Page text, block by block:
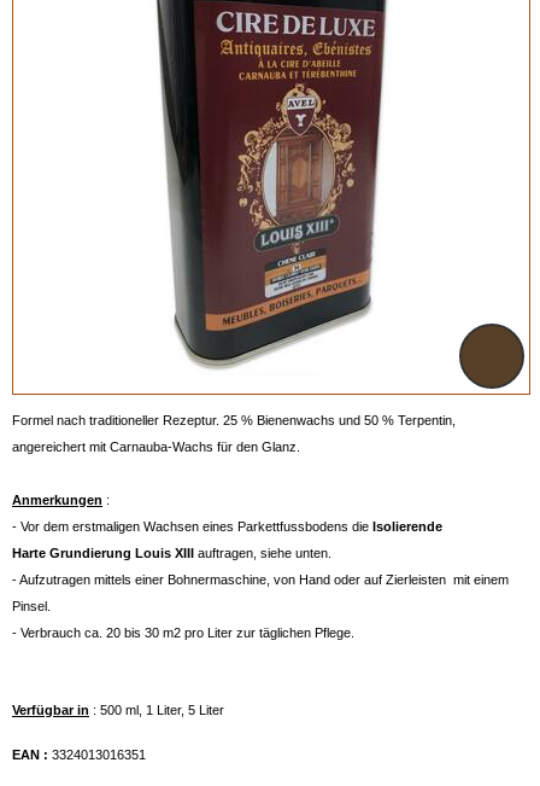
Formel nach traditioneller Rezeptur. 25 % Bienenwachs und 50 % Terpentin,
angereichert mit Carnauba-Wachs für den Glanz.
Anmerkungen :
- Vor dem erstmaligen Wachsen eines Parkettfussbodens die Isolierende
Harte Grundierung Louis XIII auftragen, siehe unten.
- Aufzutragen mittels einer Bohnermaschine, von Hand oder auf Zierleisten mit einem
Pinsel.
- Verbrauch ca. 20 bis 30 m2 pro Liter zur täglichen Pflege.
Verfügbar in : 500 ml, 1 Liter, 5 Liter
EAN : 3324013016351